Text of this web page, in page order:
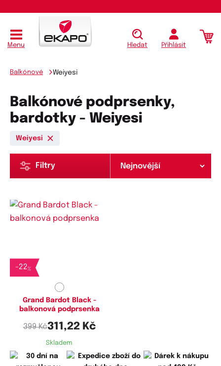
Menu Hledat Přihlásit
Balkónové Weiyesi
Balkónové podprsenky,
bardotky - Weiyesi
Weiyesi
Filtry
-22%
Grand Bardot Black -
balkonová podprsenka
399 Kč311,22 Kč
Skladem